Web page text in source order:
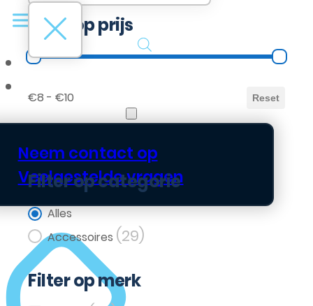
B2B Portaal
Neem contact op
Veelgestelde vragen
Filter op prijs
Filter op prijs
€8 - €10 Reset
Filter op categorie
Filter op categorie
Alles
Accessoires (29)
Filter op merk